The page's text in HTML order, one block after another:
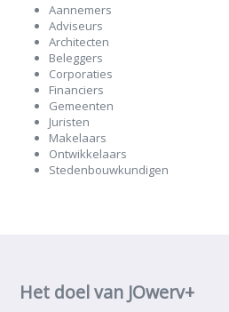
Aannemers
Adviseurs
Architecten
Beleggers
Corporaties
Financiers
Gemeenten
Juristen
Makelaars
Ontwikkelaars
Stedenbouwkundigen
Het doel van JOwerv+